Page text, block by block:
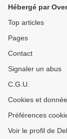
Hébergé par
Top articles
Pages
Contact
Signaler un abus
C.G.U.
Cookies et
Préférences
Voir le profil de